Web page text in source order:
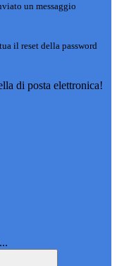
un messaggio
il reset della password
di posta elettronica!